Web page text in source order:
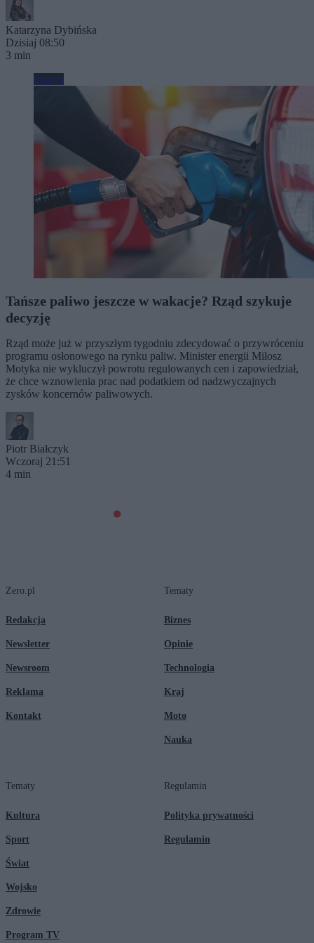
Katarzyna Dybińska
Dzisiaj 08:50
3 min
Biznes
Tańsze paliwo jeszcze w wakacje? Rząd szykuje
decyzję
Rząd może już w przyszłym tygodniu zdecydować o przywróceniu
programu osłonowego na rynku paliw. Minister energii Miłosz
Motyka nie wykluczył powrotu regulowanych cen i zapowiedział,
że chce wznowienia prac nad podatkiem od nadzwyczajnych
zysków koncernów paliwowych.
Piotr Białczyk
Wczoraj 21:51
4 min
Zero.pl
Redakcja
Newsletter
Newsroom
Reklama
Kontakt
Tematy
Biznes
Opinie
Technologia
Kraj
Moto
Nauka
Tematy
Kultura
Sport
Świat
Wojsko
Zdrowie
Program TV
Regulamin
Polityka prywatności
Regulamin